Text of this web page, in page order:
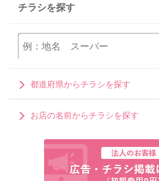
チラシを探す
都道府県からチラシを探す
お店の名前からチラシを探す